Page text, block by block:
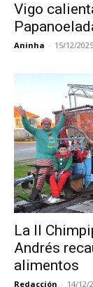
Vigo
Aninha - 15/12/2025
La II
Andrés
alimentos
Redacción - 14/12/